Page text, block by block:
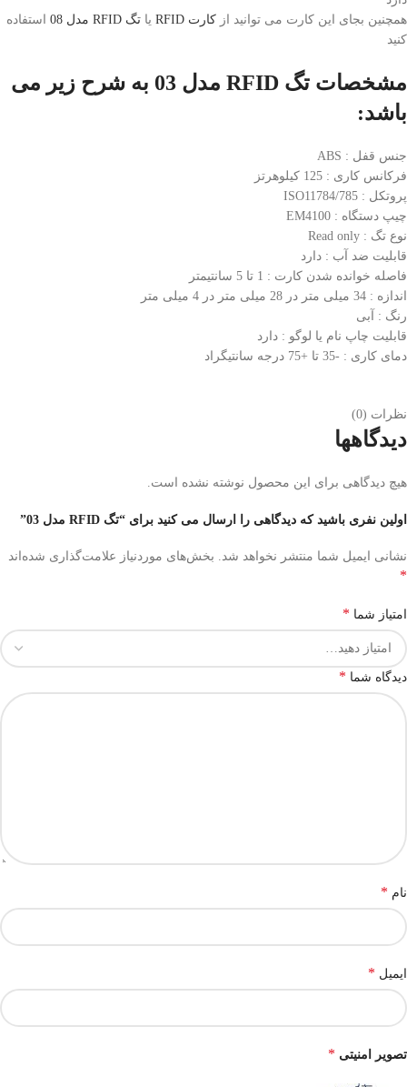
همچنین بجای این کارت می توانید از کارت RFID یا تگ RFID مدل 08
استفاده
کنید
مشخصات تگ RFID مدل 03 به شرح زیر می
باشد:
جنس قفل : ABS
فرکانس کاری : 125 کیلوهرتز
پروتکل : ISO11784/785
چیپ دستگاه : EM4100
نوع تگ : Read only
قابلیت ضد آب : دارد
فاصله خوانده شدن کارت : 1 تا 5 سانتیمتر
اندازه : 34 میلی متر در 28 میلی متر در 4 میلی متر
رنگ : آبی
قابلیت چاپ نام یا لوگو : دارد
دمای کاری : -35 تا +75 درجه سانتیگراد
نظرات (0)
دیدگاهها
هیچ دیدگاهی برای این محصول نوشته نشده است.
اولین نفری باشید که دیدگاهی را ارسال می کنید برای “تگ RFID مدل 03”
نشانی ایمیل شما منتشر نخواهد شد. بخش‌های موردنیاز علامت‌گذاری شده‌اند
*
امتیاز شما *
دیدگاه شما *
نام *
ایمیل *
تصویر امنیتی *